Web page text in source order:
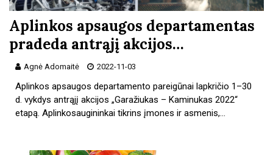
Aplinkos apsaugos departamentas
pradeda antrąjį akcijos…
Agnė Adomaitė 2022-11-03
Aplinkos apsaugos departamento pareigūnai lapkričio 1–30
d. vykdys antrąjį akcijos „Garažiukas – Kaminukas 2022“
etapą. Aplinkosaugininkai tikrins įmones ir asmenis,…